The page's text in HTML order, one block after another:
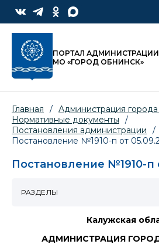
ПОРТАЛ АДМИНИСТРАЦИИ
МО «ГОРОД ОБНИНСК»
Главная / Администрация
Нормативные документы
/
Постановления администрации
/
Постановление №1910-п от
Постановление №1910-п
Калужская
АДМИНИСТРАЦИЯ
РАЗДЕЛЫ